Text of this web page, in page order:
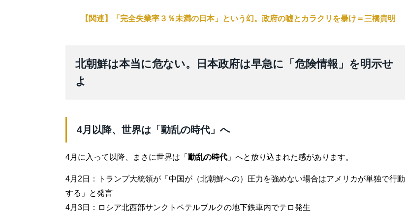
【関連】「完全失業率３％未満の日本」という幻。政府の嘘とカラクリを暴け＝三橋貴明
北朝鮮は本当に危ない。日本政府は早急に「危険情報」を明示せ
よ
4月以降、世界は「動乱の時代」へ
4月に入って以降、まさに世界は「 動乱の時代 」へと放り込まれた感があります。
4月2日：トランプ大統領が「中国が（北朝鮮への）圧力を強めない場合はアメリカが単独で行動
する」と発言
4月3日：ロシア北西部サンクトペテルブルクの地下鉄車内でテロ発生